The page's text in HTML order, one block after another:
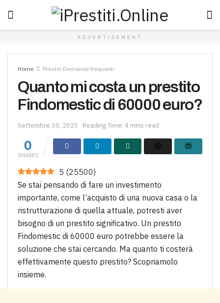
ADVERTISEMENT
Home Prestiti Domande frequenti
Quanto mi costa un prestito
Findomestic di 60000 euro?
Settembre 30, 2023 Reading Time: 4 mins read
0
SHARES
5 (25500)
Se stai pensando di fare un investimento
importante, come l’acquisto di una nuova casa o la
ristrutturazione di quella attuale, potresti aver
bisogno di un prestito significativo. Un prestito
Findomestic di 60000 euro potrebbe essere la
soluzione che stai cercando. Ma quanto ti costerà
effettivamente questo prestito? Scopriamolo
insieme.